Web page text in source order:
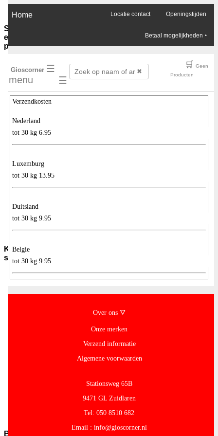
×
Sauzen-
en-
purees
olie-
azijn
sauzen-
ketjap
oester-
Chilli-
sauzen
Boemboes
Sambals
Currypasta
Jam-
honing
Sauzen-
overig
Kruiden-
specerijen
Bouillon-
Bakmiddelen
Home Openingstijden
Locatie contact
Betaal mogelijkheden ‣
Gioscorner ☰
menu
☰
✖
🛒
Geen
Producten
Verzendkosten
Nederland
tot 30 kg 6.95
Luxemburg
tot 30 kg 13.95
Duitsland
tot 30 kg 9.95
Belgie
tot 30 kg 9.95
Over ons 🜄
Onze merken
Verzend informatie
Algemene voorwaarden
Stationsweg 65B
9471 GL Zuidlaren
Tel: 050 8510 682
Email : info@gioscorner.nl